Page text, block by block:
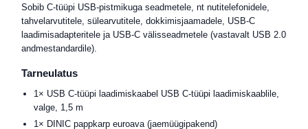
Sobib C-tüüpi USB-pistmikuga seadmetele, nt nutitelefonidele,
tahvelarvutitele, sülearvutitele, dokkimisjaamadele, USB-C
laadimisadapteritele ja USB-C välisseadmetele (vastavalt USB 2.0
andmestandardile).
Tarneulatus
1× USB C-tüüpi laadimiskaabel USB C-tüüpi laadimiskaablile,
valge, 1,5 m
1× DINIC pappkarp euroava (jaemüügipakend)